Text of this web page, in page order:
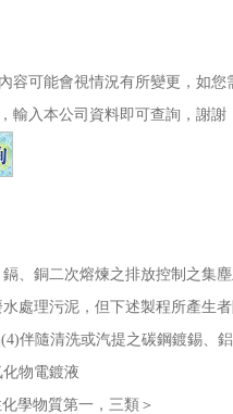
容可能會視情況有所變更，如
輸入本公司資料即可查詢，謝謝
、銅二次熔煉之排放控制之集
處理污泥，但下述製程所產生
伴隨清洗或汽提之碳鋼鍍錫、鋁
物電鍍液
學物質第一，三類＞